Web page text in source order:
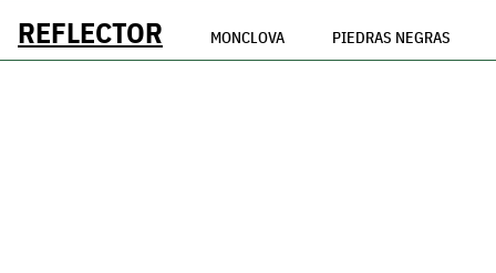
REFLECTOR MONCLOVA PIEDRAS NEGRAS